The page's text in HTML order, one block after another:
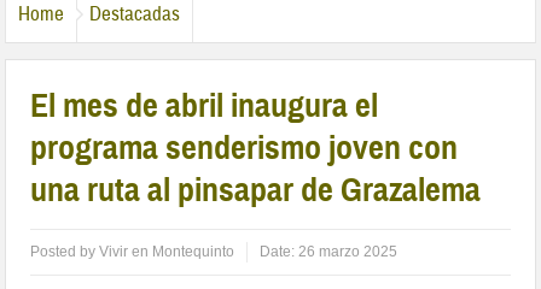
Home Destacadas
El mes de abril inaugura el
programa senderismo joven con
una ruta al pinsapar de Grazalema
Posted byVivir en Montequinto Date:26 marzo 2025